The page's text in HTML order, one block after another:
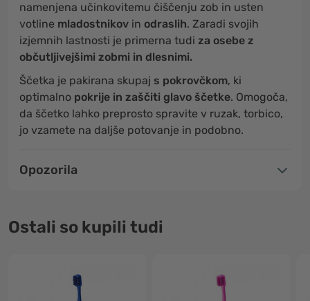
namenjena učinkovitemu čiščenju zob in usten
votline mladostnikov in odraslih. Zaradi svojih
izjemnih lastnosti je primerna tudi za osebe z
občutljivejšimi zobmi in dlesnimi.
Ščetka je pakirana skupaj s pokrovčkom, ki
optimalno pokrije in zaščiti glavo ščetke. Omogoča,
da ščetko lahko preprosto spravite v ruzak, torbico,
jo vzamete na daljše potovanje in podobno.
Opozorila
Ostali so kupili tudi